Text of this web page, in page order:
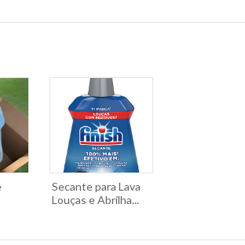
Secante para Lava
Louças e Abrilha...